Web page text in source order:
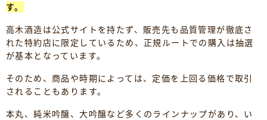
す。
高木酒造は公式サイトを持たず、販売先も品質管理が徹底さ
れた特約店に限定しているため、正規ルートでの購入は抽選
が基本となっています。
そのため、商品や時期によっては、定価を上回る価格で取引
されることもあります。
本丸、純米吟醸、大吟醸など多くのラインナップがあり、い